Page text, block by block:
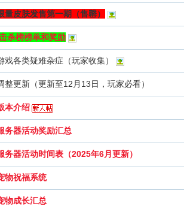
量皮肤发售第一期（售罄）
杀榜榜单和奖励
戏各类疑难杂症（玩家收集）
整更新（更新至12月13日，玩家必看）
本介绍
务器活动奖励汇总
务器活动时间表（2025年6月更新）
物祝福系统
物成长汇总